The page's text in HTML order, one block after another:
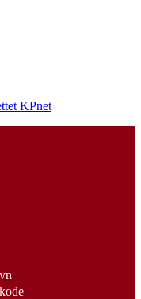
KPnet